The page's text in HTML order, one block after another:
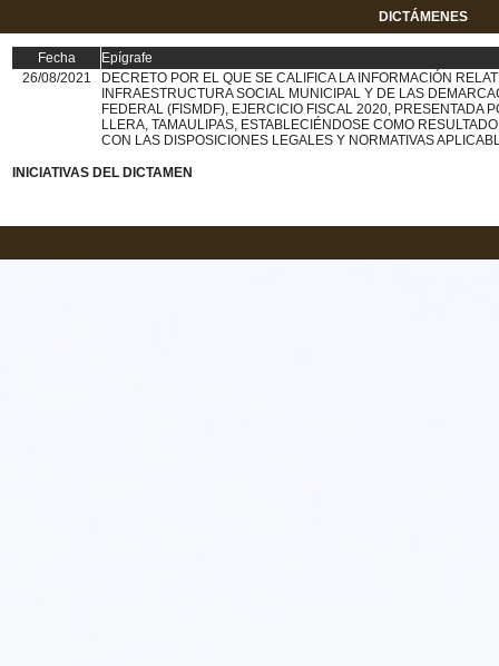
DICTÁMENES
Fecha
Epígrafe
26/08/2021
DECRETO POR EL QUE SE CALIFICA LA INFORMACIÓN
INFRAESTRUCTURA SOCIAL MUNICIPAL Y DE LAS
FEDERAL (FISMDF), EJERCICIO FISCAL 2020, PRESENTADA
LLERA, TAMAULIPAS, ESTABLECIÉNDOSE COMO
CON LAS DISPOSICIONES LEGALES Y NORMATIVAS
INICIATIVAS DEL DICTAMEN